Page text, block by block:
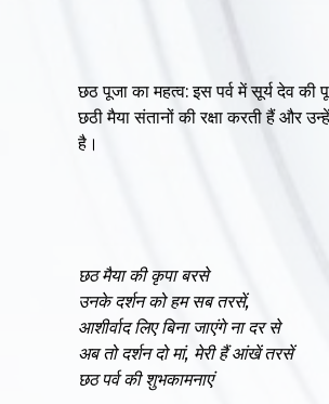
छठ पूजा का महत्व: इस पर्व में सूर्य देव की
छठी मैया संतानों की रक्षा करती हैं और
है।
छठ मैया की कृपा बरसे
उनके दर्शन को हम सब तरसें,
आशीर्वाद लिए बिना जाएंगे ना दर से
अब तो दर्शन दो मां, मेरी हैं आंखें तरसें
छठ पर्व की शुभकामनाएं